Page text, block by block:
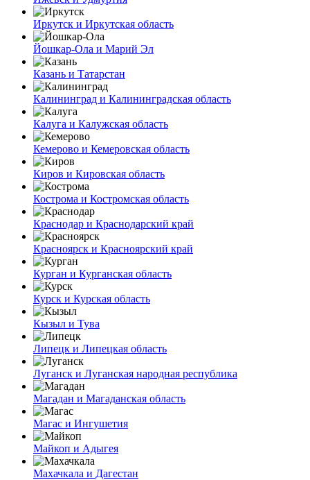
Иркутск и Иркутская область
Йошкар-Ола и Марий Эл
Казань и Татарстан
Калининград и Калининградская область
Калуга и Калужская область
Кемерово и Кемеровская область
Киров и Кировская область
Кострома и Костромская область
Краснодар и Краснодарский край
Красноярск и Красноярский край
Курган и Курганская область
Курск и Курская область
Кызыл и Тува
Липецк и Липецкая область
Луганск и Луганская народная республика
Магадан и Магаданская область
Магас и Ингушетия
Майкоп и Адыгея
Махачкала и Дагестан